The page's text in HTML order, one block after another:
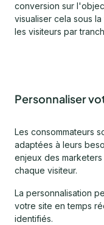
conversion sur
visualiser cela sous
les visiteurs par
Personnaliser
Les consommateurs
adaptées à leurs
enjeux des
chaque visiteur.
La personnalisation
votre site en temps
identifiés.